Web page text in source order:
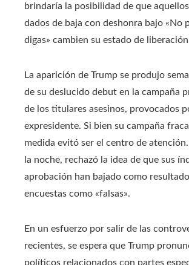
brindaría la posibilidad de que
dados de baja con deshonra bajo «No
digas» cambien su estado de
La aparición de Trump se produjo
de su deslucido debut en la campaña
de los titulares asesinos, provocados
expresidente. Si bien su campaña
medida evitó ser el centro de
la noche, rechazó la idea de que sus
aprobación han bajado como
encuestas como «falsas».
En un esfuerzo por salir de las
recientes, se espera que Trump
políticos relacionados con partes